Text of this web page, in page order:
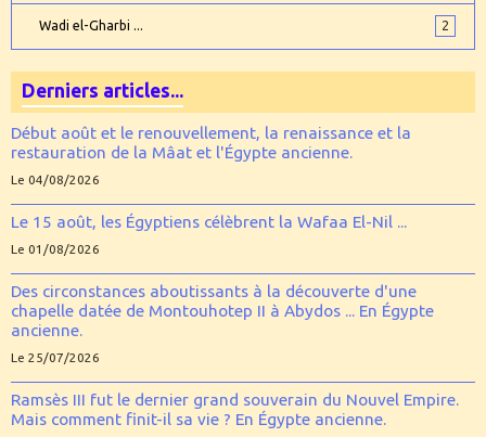
Wadi el-Gharbi ... 2
Derniers articles...
Début août et le renouvellement, la renaissance et la
restauration de la Mâat et l'Égypte ancienne.
Le 04/08/2026
Le 15 août, les Égyptiens célèbrent la Wafaa El-Nil ...
Le 01/08/2026
Des circonstances aboutissants à la découverte d'une
chapelle datée de Montouhotep II à Abydos ... En Égypte
ancienne.
Le 25/07/2026
Ramsès III fut le dernier grand souverain du Nouvel Empire.
Mais comment finit-il sa vie ? En Égypte ancienne.